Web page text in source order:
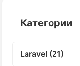
Категории
Laravel (21)